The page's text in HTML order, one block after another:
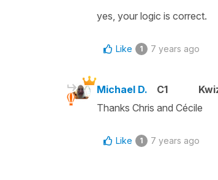
yes, your logic is correct.
Like 1 7 years ago
Michael D. C1
Thanks Chris and Cécile
Like 1 7 years ago